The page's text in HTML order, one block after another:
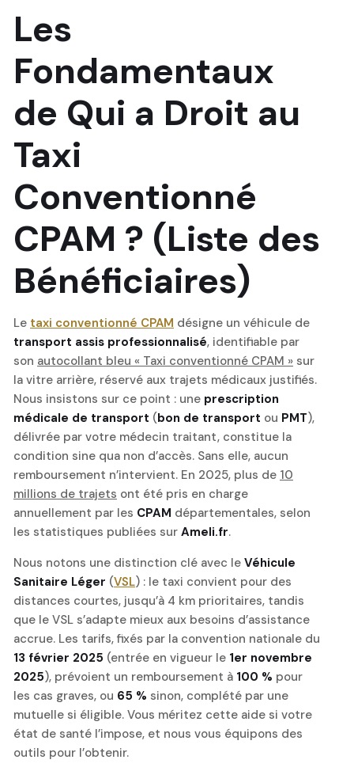
Les
Fondamentaux
de Qui a Droit au
Taxi
Conventionné
CPAM ? (Liste des
Bénéficiaires)
Le taxi conventionné CPAM désigne un véhicule de
transport assis professionnalisé, identifiable par
son autocollant bleu « Taxi conventionné CPAM » sur
la vitre arrière, réservé aux trajets médicaux justifiés.
Nous insistons sur ce point : une prescription
médicale de transport (bon de transport ou PMT),
délivrée par votre médecin traitant, constitue la
condition sine qua non d’accès. Sans elle, aucun
remboursement n’intervient. En 2025, plus de 10
millions de trajets ont été pris en charge
annuellement par les CPAM départementales, selon
les statistiques publiées sur Ameli.fr.
Nous notons une distinction clé avec le Véhicule
Sanitaire Léger (VSL) : le taxi convient pour des
distances courtes, jusqu’à 4 km prioritaires, tandis
que le VSL s’adapte mieux aux besoins d’assistance
accrue. Les tarifs, fixés par la convention nationale du
13 février 2025 (entrée en vigueur le 1er novembre
2025), prévoient un remboursement à 100 % pour
les cas graves, ou 65 % sinon, complété par une
mutuelle si éligible. Vous méritez cette aide si votre
état de santé l’impose, et nous vous équipons des
outils pour l’obtenir.